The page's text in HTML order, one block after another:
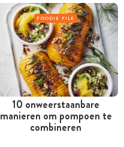
FOODIE FILE
10 onweerstaanbare
manieren om pompoen te
combineren